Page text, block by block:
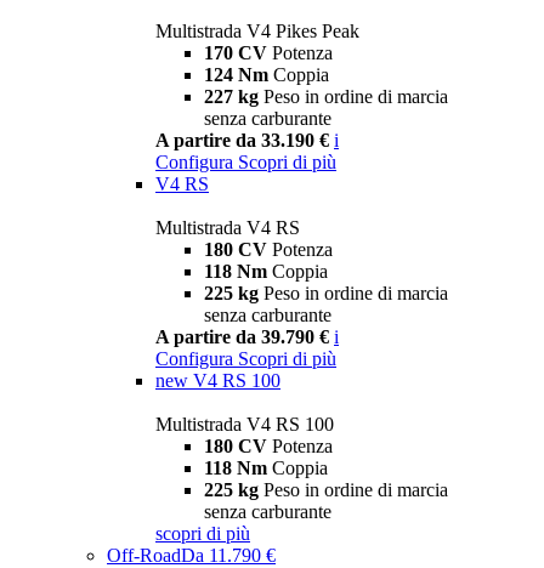
Multistrada V4 Pikes Peak
170 CV Potenza
124 Nm Coppia
227 kg Peso in ordine di marcia
senza carburante
A partire da 33.190 € i
Configura Scopri di più
V4 RS
Multistrada V4 RS
180 CV Potenza
118 Nm Coppia
225 kg Peso in ordine di marcia
senza carburante
A partire da 39.790 € i
Configura Scopri di più
new V4 RS 100
Multistrada V4 RS 100
180 CV Potenza
118 Nm Coppia
225 kg Peso in ordine di marcia
senza carburante
scopri di più
Off-RoadDa 11.790 €